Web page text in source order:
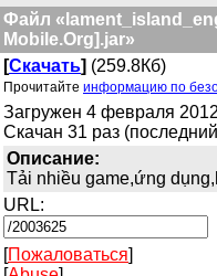
Файл
Mobile.Org].jar»
[Скачать] (259.8Кб)
Прочитайте информацию по
Загружен 4 февраля
Скачан 31 раз
Описание:
Tải nhiều game,ứng
URL:
[Пожаловаться]